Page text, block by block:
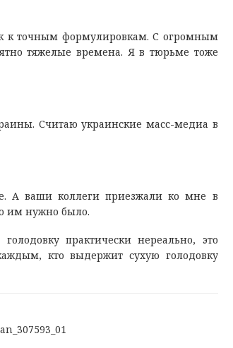
к точным формулировкам. С огромным
тяжелые времена. Я в тюрьме тоже
Считаю украинские масс-медиа в
А ваши коллеги приезжали ко мне в
им нужно было.
практически нереально, это
кто выдержит сухую голодовку